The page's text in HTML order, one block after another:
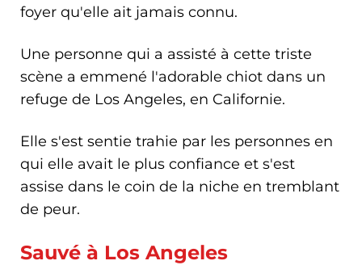
foyer qu'elle ait jamais connu.
Une personne qui a assisté à cette triste
scène a emmené l'adorable chiot dans un
refuge de Los Angeles, en Californie.
Elle s'est sentie trahie par les personnes en
qui elle avait le plus confiance et s'est
assise dans le coin de la niche en tremblant
de peur.
Sauvé à Los Angeles